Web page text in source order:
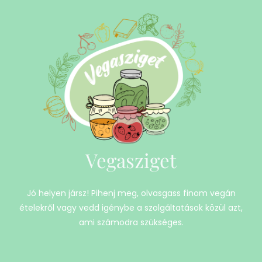
Vegasziget
Jó helyen jársz! Pihenj meg, olvasgass finom vegán
ételekről vagy vedd igénybe a szolgáltatások közül azt,
ami számodra szükséges.